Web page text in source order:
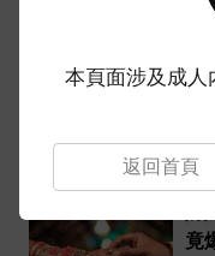
本頁面涉及成人
返回首頁
路
竟